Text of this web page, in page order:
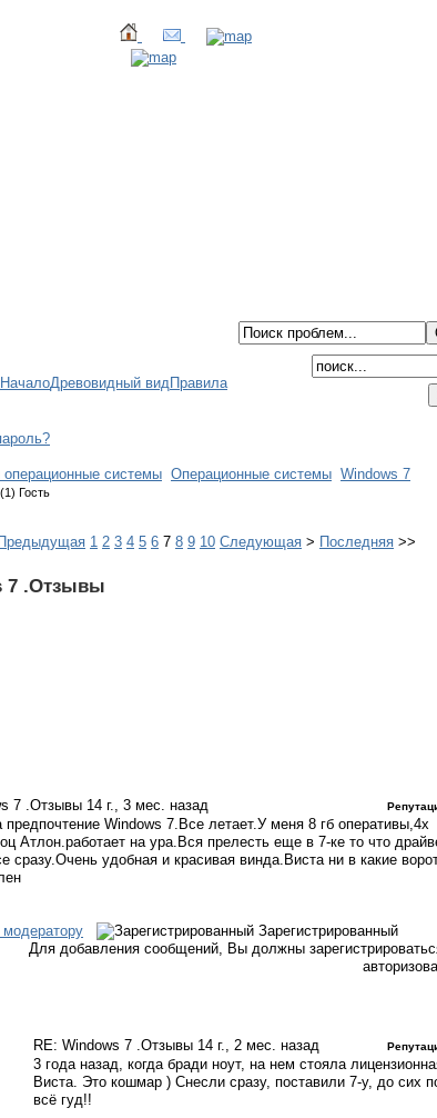
НачалоДревовидный видПравила
системы Операционные системы Windows 7
(1) Гость
Предыдущая 1 2 3 4 5 6 7 8 9 10 Следующая > Последняя >>
7 .Отзывы
7 .Отзывы 14 г., 3 мес. назад
Windows 7.Все летает.У меня 8 гб оперативы,4х
Атлон.работает на ура.Вся прелесть еще в 7-ке то что
сразу.Очень удобная и красивая винда.Виста ни в какие
Зарегистрированный
Для добавления сообщений, Вы должны
RE: Windows 7 .Отзывы 14 г., 2 мес. назад
3 года назад, когда бради ноут, на нем стояла
Виста. Это кошмар ) Снесли сразу, поставили 7-у, до сих
всё гуд!!